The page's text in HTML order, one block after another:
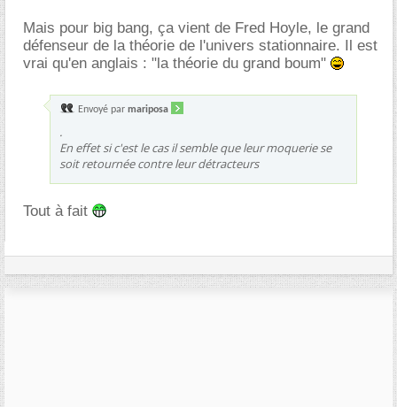
Mais pour big bang, ça vient de Fred Hoyle, le grand
défenseur de la théorie de l'univers stationnaire. Il est
vrai qu'en anglais : "la théorie du grand boum"
Envoyé par mariposa
.
En effet si c'est le cas il semble que leur moquerie se
soit retournée contre leur détracteurs
Tout à fait